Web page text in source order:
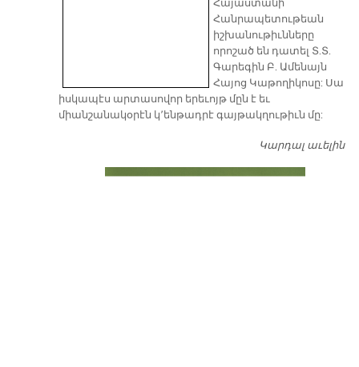
​Հայաստանի
Հանրապետութեան
իշխանութիւնները
որոշած են դատել Տ.Տ.
Գարեգին Բ. Ամենայն
Հայոց Կաթողիկոսը: Սա
իսկապէս արտասովոր երեւոյթ մըն է եւ
միանշանակօրէն կ՚ենթադրէ գայթակղութիւն մը:
Կարդալ աւելին